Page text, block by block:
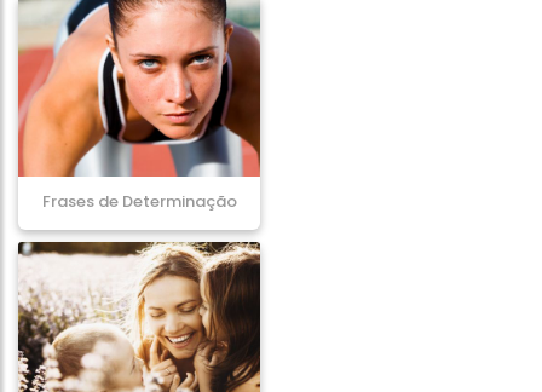
Frases de Determinação